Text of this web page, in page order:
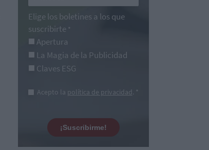
Elige los boletines a los que
suscribirte *
Apertura
La Magia de la Publicidad
Claves ESG
Acepto la política de privacidad. *
¡Suscribirme!